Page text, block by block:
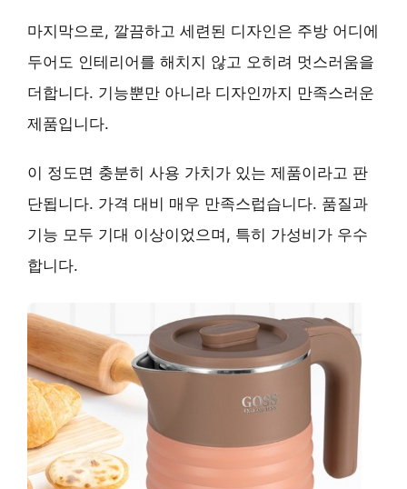
마지막으로, 깔끔하고 세련된 디자인은 주방 어디에
두어도 인테리어를 해치지 않고 오히려 멋스러움을
더합니다. 기능뿐만 아니라 디자인까지 만족스러운
제품입니다.
이 정도면 충분히 사용 가치가 있는 제품이라고 판
단됩니다. 가격 대비 매우 만족스럽습니다. 품질과
기능 모두 기대 이상이었으며, 특히 가성비가 우수
합니다.